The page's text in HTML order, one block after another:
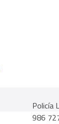
Policía
986